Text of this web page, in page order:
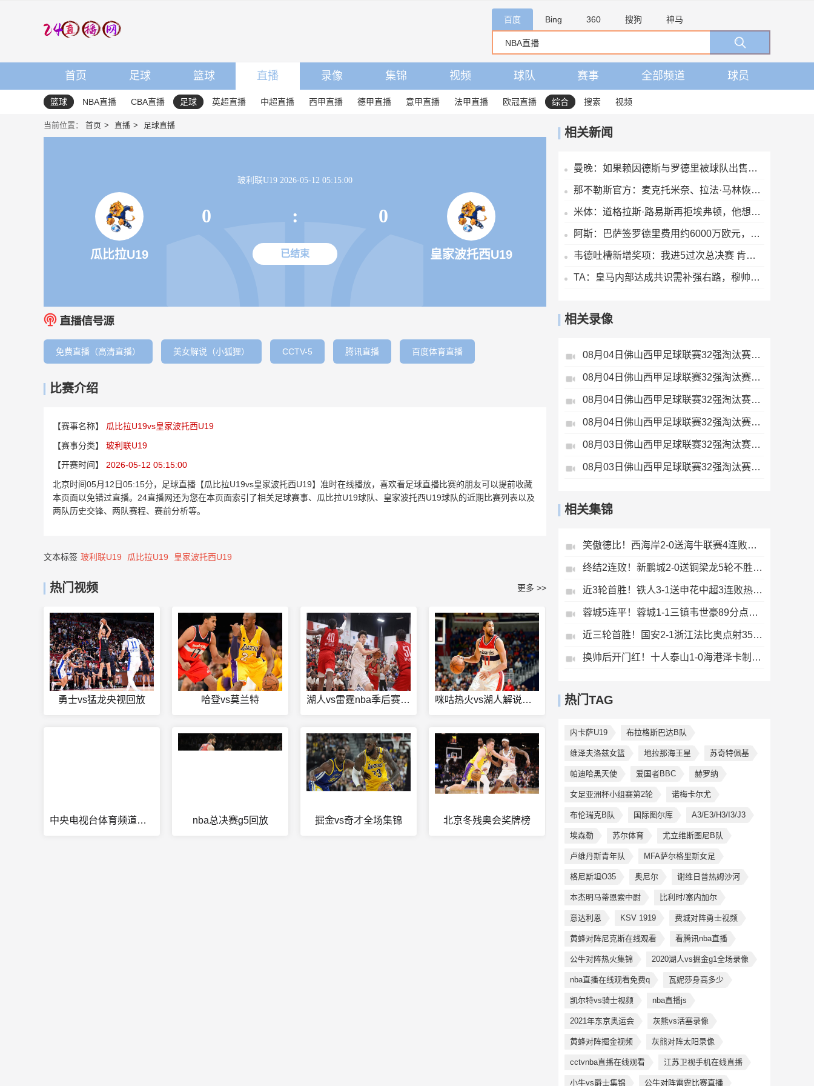
百度 Bing 360 搜狗 神马
首页 足球 篮球 直播 录像 集锦 视频 球队 赛事 全部频道 球员
篮球 NBA直播 CBA直播 足球 英超直播 中超直播 西甲直播 德甲直播 意甲直播 法甲直播 欧冠直播 综合 搜索 视频
当前位置： 首页 直播 足球直播
玻利联U19 2026-05-12 05:15:00
瓜比拉U19
0 : 0
已结束 皇家波托西U19
免费直播（高清直播） 美女解说（小狐狸） CCTV-5 腾讯直播 百度体育直播
比赛介绍
【赛事名称】
瓜比拉U19vs皇家波托西U19
【赛事分类】
玻利联U19
【开赛时间】
2026-05-12 05:15:00
北京时间05月12日05:15分，足球直播【瓜比拉U19vs皇家波托西U19】准时在线播放，喜欢看足球直播比赛的朋友可以提前收藏
本页面以免错过直播。24直播网还为您在本页面索引了相关足球赛事、瓜比拉U19球队、皇家波托西U19球队的近期比赛列表以及
两队历史交锋、两队赛程、赛前分析等。
文本标签 玻利联U19 瓜比拉U19 皇家波托西U19
热门视频 更多 >>
勇士vs猛龙央视回放 哈登vs莫兰特 湖人vs雷霆nba季后赛全场高清录像 咪咕热火vs湖人解说嘉宾
中央电视台体育频道在线直播 nba总决赛g5回放 掘金vs奇才全场集锦 北京冬残奥会奖牌榜
相关新闻
曼晚：如果赖因德斯与罗德里被球队出售，曼城还会再签下两名中场
那不勒斯官方：麦克托米奈、拉法·马林恢复合练
米体：道格拉斯·路易斯再拒埃弗顿，他想留队 但俱乐部尚未敲定
阿斯：巴萨签罗德里费用约6000万欧元，提供4年税前3000万欧合同
韦德吐槽新增奖项：我进5过次总决赛 肯定能拿一两个东决MVP
TA：皇马内部达成共识需补强右路，穆帅用流利法语招募了迪奥曼德
相关录像
08月04日佛山西甲足球联赛32强淘汰赛肇庆恒骏成VS三七互娱全场录像
08月04日佛山西甲足球联赛32强淘汰赛广东西南建设VS香港圣徒全场录像
08月04日佛山西甲足球联赛32强淘汰赛贪玩游戏VS美的薪火全场录像
08月04日佛山西甲足球联赛32强淘汰赛藝品高國際VS湛江狂狼·粵辉能源全场录像
08月03日佛山西甲足球联赛32强淘汰赛三水乐民兴健力宝VS中国澳门澳科精英全场录像
08月03日佛山西甲足球联赛32强淘汰赛广东客家青年VS广州英华思力U17全场录像
相关集锦
笑傲德比！西海岸2-0送海牛联赛4连败海牛仍垫底西海岸升至第二
终结2连败！新鹏城2-0送铜梁龙5轮不胜37岁姜至鹏破门韦斯利建功
近3轮首胜！铁人3-1送申花中超3连败热菲尼奥双响邦本宜裕传射
蓉城5连平！蓉城1-1三镇韦世豪89分点射救主费利佩造点李昂破门
近三轮首胜！国安2-1浙江法比奥点射35岁张稀哲制胜王钰栋送助攻
换帅后开门红！十人泰山1-0海港泽卡制胜于金永扑点海港三球被吹
热门TAG
内卡萨U19 布拉格斯巴达B队
维泽夫洛兹女篮 地拉那海王星 苏奇特佩基
帕迪哈黑天使 爱国者BBC 赫罗纳
女足亚洲杯小组赛第2轮 诺梅卡尔尤
布伦瑞克B队 国际图尔库 A3/E3/H3/I3/J3
埃森勒 苏尔体育 尤立维斯图尼B队
卢维丹斯青年队 MFA萨尔格里斯女足
格尼斯坦O35 奥尼尔 谢维日普热姆沙河
本杰明马蒂恩索中尉 比利时/塞内加尔
意达利恩 KSV 1919 费城对阵勇士视频
黄蜂对阵尼克斯在线观看 看腾讯nba直播
公牛对阵热火集锦 2020湖人vs掘金g1全场录像
nba直播在线观看免费q 瓦妮莎身高多少
凯尔特vs骑士视频 nba直播js
2021年东京奥运会 灰熊vs活塞录像
黄蜂对阵掘金视频 灰熊对阵太阳录像
cctvnba直播在线观看 江苏卫视手机在线直播
小牛vs爵士集锦 公牛对阵雷霆比赛直播